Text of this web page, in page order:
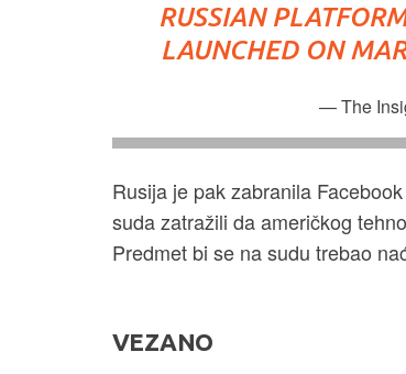
RUSSIAN
LAUNCHED ON
— The
Rusija je pak zabranila
suda zatražili da američkog
Predmet bi se na sudu trebao
VEZANO